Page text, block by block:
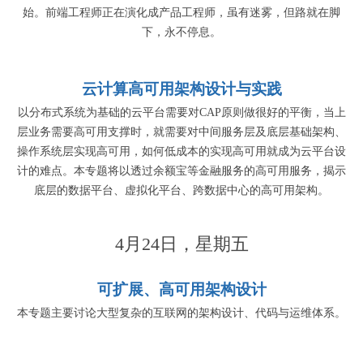
始。前端工程师正在演化成产品工程师，虽有迷雾，但路就在脚
下，永不停息。
云计算高可用架构设计与实践
以分布式系统为基础的云平台需要对CAP原则做很好的平衡，当上
层业务需要高可用支撑时，就需要对中间服务层及底层基础架构、
操作系统层实现高可用，如何低成本的实现高可用就成为云平台设
计的难点。本专题将以透过余额宝等金融服务的高可用服务，揭示
底层的数据平台、虚拟化平台、跨数据中心的高可用架构。
4月24日，星期五
可扩展、高可用架构设计
本专题主要讨论大型复杂的互联网的架构设计、代码与运维体系。